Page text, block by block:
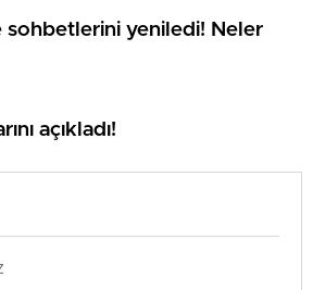
yeniledi! Neler
açıkladı!